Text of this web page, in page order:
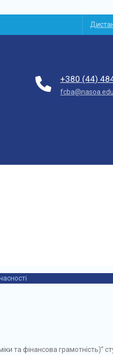
+380 (44)
та фінансова грамотність)”